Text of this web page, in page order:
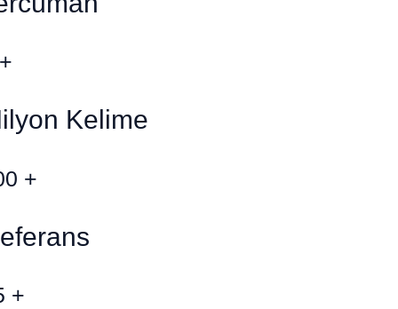
+
Kelime
+
+